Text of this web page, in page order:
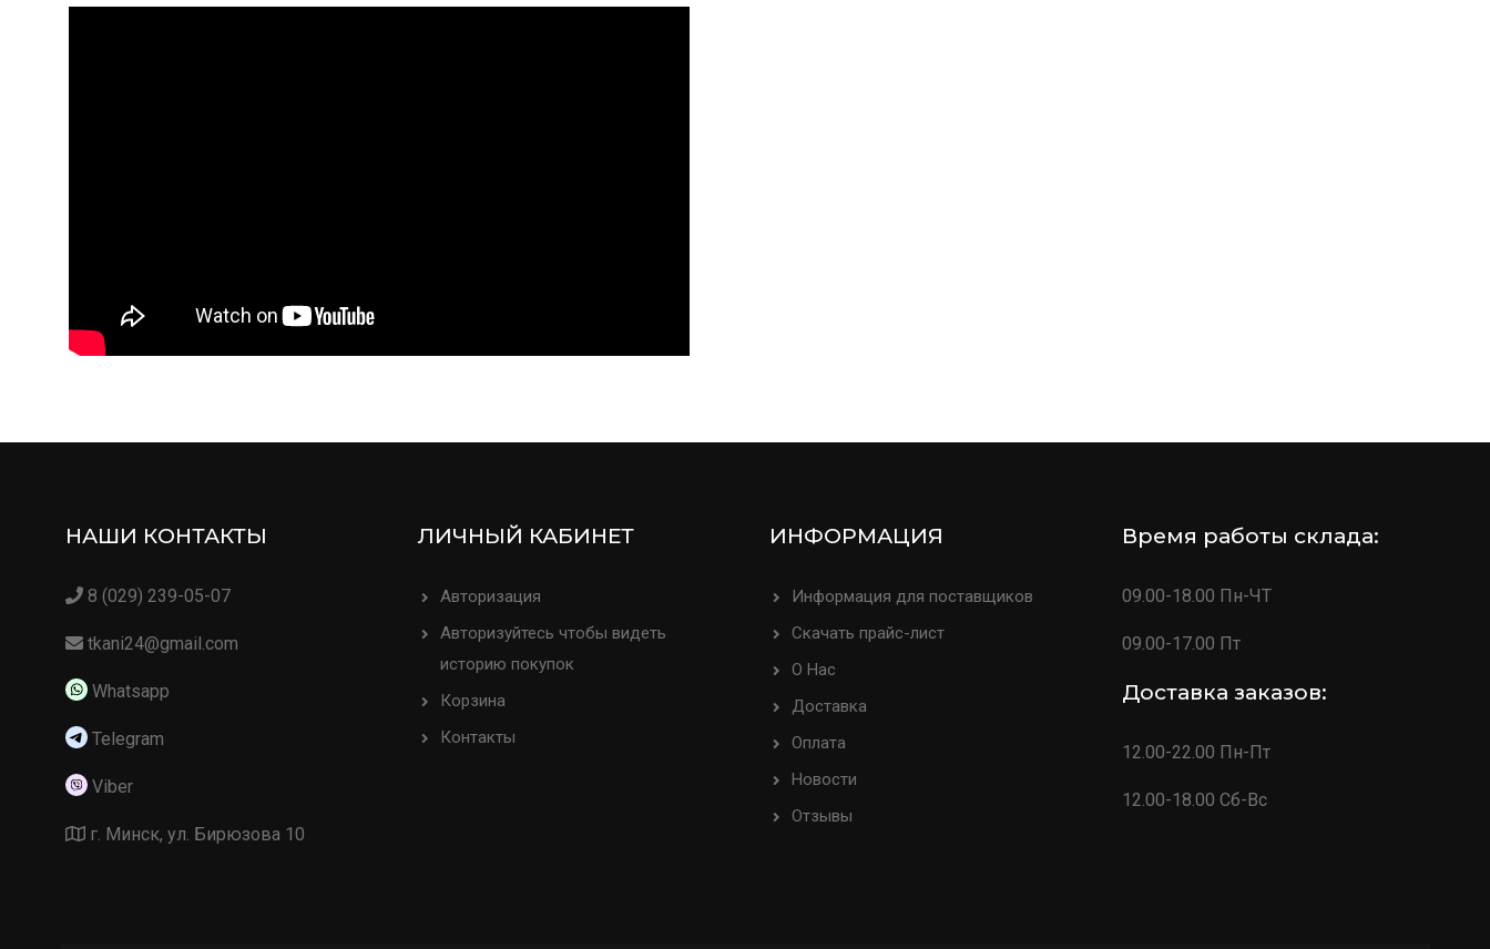
НАШИ КОНТАКТЫ
8 (029) 239-05-07
tkani24@gmail.com
Whatsapp
Telegram
Viber
г. Минск, ул. Бирюзова 10
ЛИЧНЫЙ КАБИНЕТ
Авторизация
Авторизуйтесь чтобы видеть
историю покупок
Корзина
Контакты
ИНФОРМАЦИЯ
Информация для поставщиков
Скачать прайс-лист
О Нас
Доставка
Оплата
Новости
Отзывы
Время работы склада:
09.00-18.00 Пн-ЧТ
09.00-17.00 Пт
Доставка заказов:
12.00-22.00 Пн-Пт
12.00-18.00 Сб-Вс